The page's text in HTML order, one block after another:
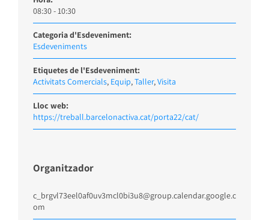
08:30 - 10:30
Categoria d'Esdeveniment:
Esdeveniments
Etiquetes de l'Esdeveniment:
Activitats Comercials, Equip,Taller,Visita
Lloc web:
https://treball.barcelonactiva.cat/porta22/cat/
Organitzador
c_brgvl73eel0af0uv3mcl0bi3u8@group.calendar.google.c
om